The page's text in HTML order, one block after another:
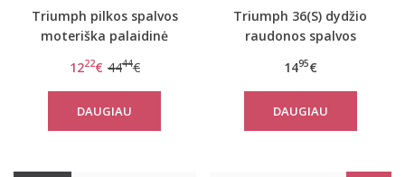
Triumph pilkos spalvos
moteriška palaidinė
1222€ 4444€
DAUGIAU
Triumph 36(S) dydžio
raudonos spalvos
miego palaidinė Mix
Match LSL TOP 02
1495€
DAUGIAU